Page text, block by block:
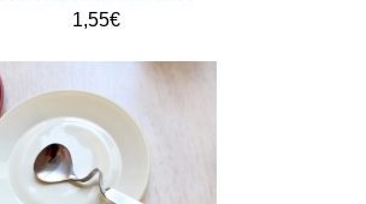
1,55€